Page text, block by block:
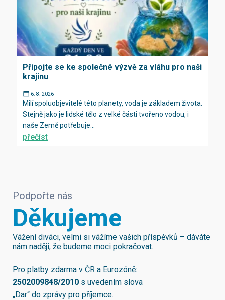
Připojte se ke společné výzvě za vláhu pro naši
krajinu
6. 8. 2026
Milí spoluobjevitelé této planety, voda je základem života.
Stejně jako je lidské tělo z velké části tvořeno vodou, i
naše Země potřebuje...
přečíst
Podpořte nás
Děkujeme
Vážení diváci, velmi si vážíme vašich příspěvků – dáváte
nám naději, že budeme moci pokračovat.
Pro platby zdarma v ČR a Eurozóně:
2502009848/2010 s uvedením slova
„Dar“ do zprávy pro příjemce.